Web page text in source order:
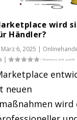
wird
Händler?
März 6, 2025 |
|
neuen
wird